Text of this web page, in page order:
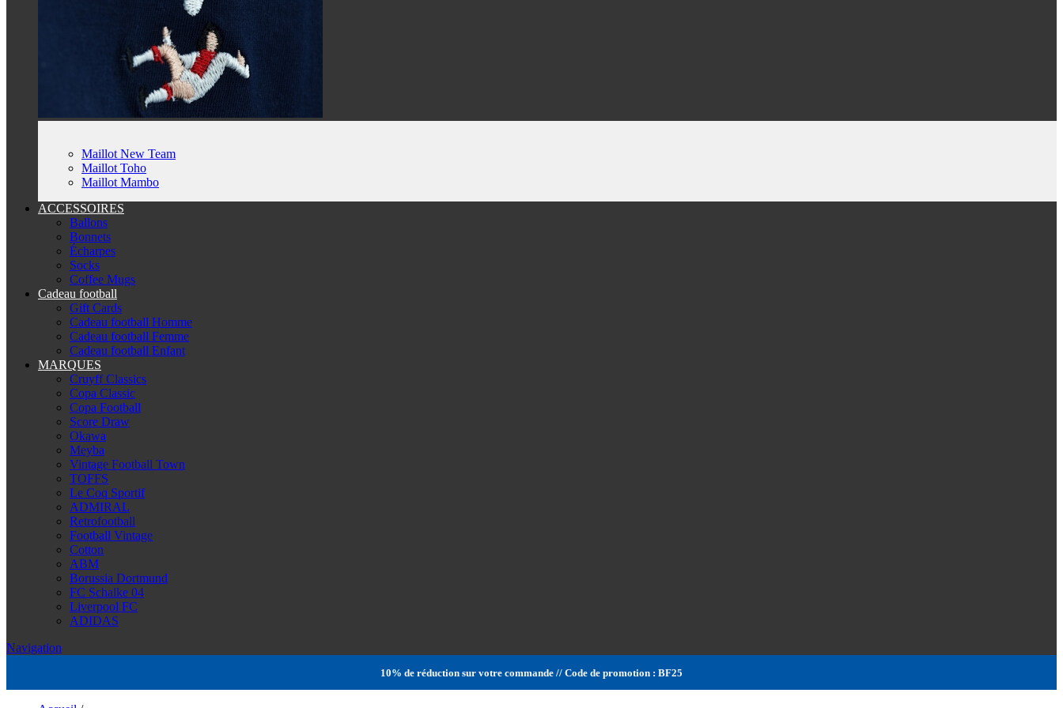
Maillot New Team
Maillot Toho
Maillot Mambo
ACCESSOIRES
Ballons
Bonnets
Écharpes
Socks
Coffee Mugs
Cadeau football
Gift Cards
Cadeau football Homme
Cadeau football Femme
Cadeau football Enfant
MARQUES
Cruyff Classics
Copa Classic
Copa Football
Score Draw
Okawa
Meyba
Vintage Football Town
TOFFS
Le Coq Sportif
ADMIRAL
Retrofootball
Football Vintage
Cotton
ABM
Borussia Dortmund
FC Schalke 04
Liverpool FC
ADIDAS
Navigation
10% de réduction sur votre commande // Code de promotion : BF25